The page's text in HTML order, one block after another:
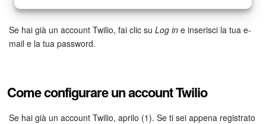
Se hai già un account Twilio, fai clic su Log in e inserisci la tua e-
mail e la tua password.
Come configurare un account Twilio
Se hai già un account Twilio, aprilo (1). Se ti sei appena registrato